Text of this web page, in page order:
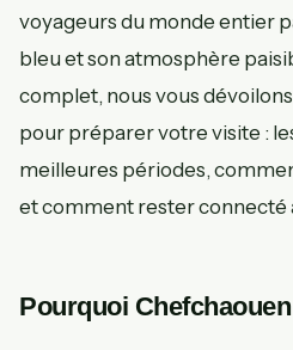
voyageurs du monde entier
bleu et son atmosphère
complet, nous vous
pour préparer votre visite :
meilleures périodes,
et comment rester connecté
Pourquoi